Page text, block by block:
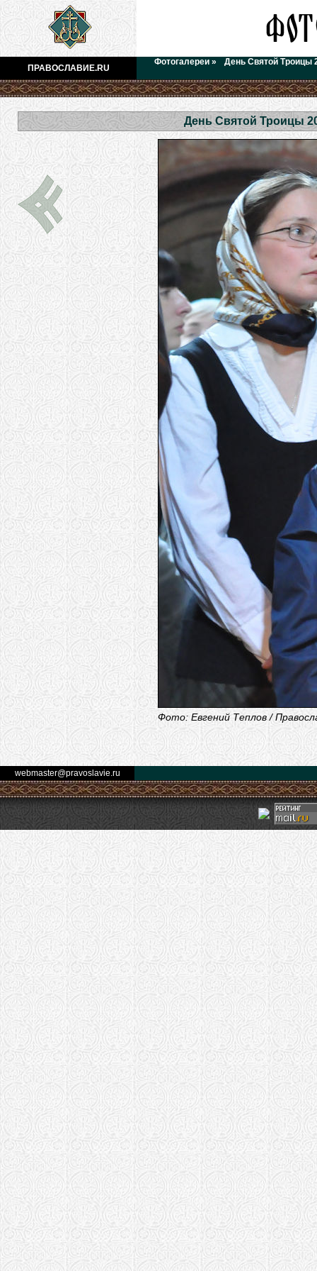
ПРАВОСЛАВИЕ.RU
Фотогалереи » День Святой Троицы
День Святой Троицы
Фото: Евгений Теплов /
webmaster@pravoslavie.ru